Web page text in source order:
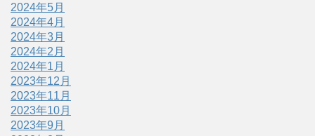
2024年5月
2024年4月
2024年3月
2024年2月
2024年1月
2023年12月
2023年11月
2023年10月
2023年9月